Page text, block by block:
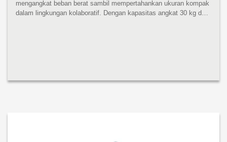
mengangkat beban berat sambil mempertahankan ukuran kompak
dalam lingkungan kolaboratif. Dengan kapasitas angkat 30 kg dan